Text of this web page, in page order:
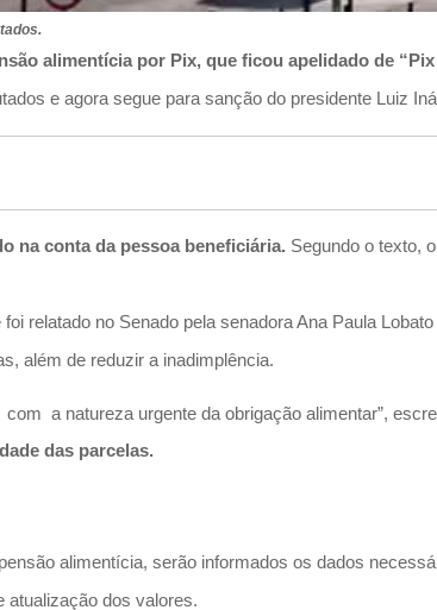
alimentícia por Pix, que ficou apelidado de “Pix
e agora segue para sanção do presidente Luiz
na conta da pessoa beneficiária. Segundo o texto,
relatado no Senado pela senadora Ana Paula
além de reduzir a inadimplência.
a natureza urgente da obrigação alimentar”,
das parcelas.
alimentícia, serão informados os dados
atualização dos valores.